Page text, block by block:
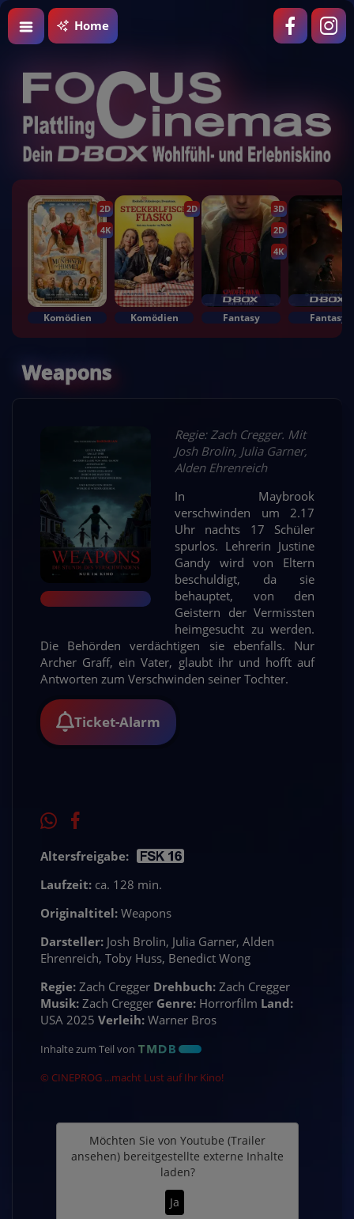
Home
2D
4K
Komödien
2D
Komödien
3D
2D
4K
Fantasy Fantasy
Weapons
Regie: Zach Cregger. Mit
Josh Brolin, Julia Garner,
Alden Ehrenreich
In Maybrook
verschwinden um 2.17
Uhr nachts 17 Schüler
spurlos. Lehrerin Justine
Gandy wird von Eltern
beschuldigt, da sie
behauptet, von den
Geistern der Vermissten
heimgesucht zu werden.
Die Behörden verdächtigen sie ebenfalls. Nur
Archer Graff, ein Vater, glaubt ihr und hofft auf
Antworten zum Verschwinden seiner Tochter.
Ticket-Alarm
Altersfreigabe:
Laufzeit: ca. 128 min.
Originaltitel: Weapons
Darsteller: Josh Brolin, Julia Garner, Alden
Ehrenreich, Toby Huss, Benedict Wong
Regie: Zach Cregger Drehbuch: Zach Cregger
Musik: Zach Cregger Genre: Horrorfilm Land:
USA 2025 Verleih: Warner Bros
Inhalte zum Teil von
© CINEPROG ...macht Lust auf Ihr Kino!
Möchten Sie von Youtube (Trailer
ansehen) bereitgestellte externe Inhalte
laden?
Ja